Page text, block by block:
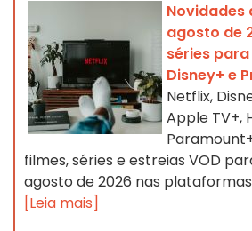
Novidades
agosto de
séries
Disney+ e
Netflix,
Apple TV+,
filmes, séries e estreias VOD
agosto de 2026 nas
[Leia mais]